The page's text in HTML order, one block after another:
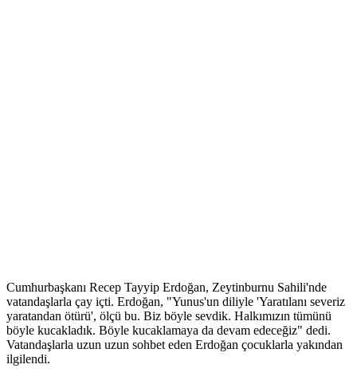
Cumhurbaşkanı Recep Tayyip Erdoğan, Zeytinburnu Sahili'nde
vatandaşlarla çay içti. Erdoğan, "Yunus'un diliyle 'Yaratılanı severiz
yaratandan ötürü', ölçü bu. Biz böyle sevdik. Halkımızın tümünü
böyle kucakladık. Böyle kucaklamaya da devam edeceğiz" dedi.
Vatandaşlarla uzun uzun sohbet eden Erdoğan çocuklarla yakından
ilgilendi.